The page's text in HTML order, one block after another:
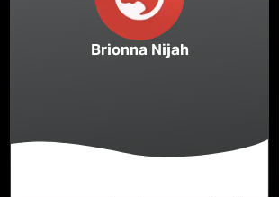
Brionna Nijah